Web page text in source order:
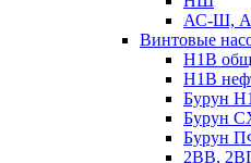
АС-Ш,
Винтовые
Н1В
Н1В
Бурун
Бурун
Бурун
2ВВ,